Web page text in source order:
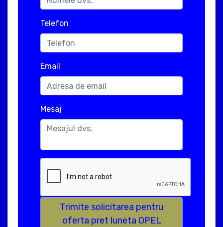
Telefon
Email
Mesaj
Trimite solicitarea pentru
oferta pret luneta OPEL